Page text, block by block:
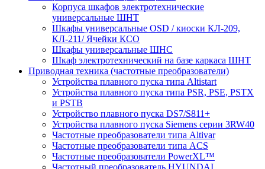
Корпуса шкафов электротехнические
универсальные ШНТ
Шкафы универсальные OSD / киоски КЛ-209,
КЛ-211/ Ячейки КСО
Шкафы универсальные ШНС
Шкаф электротехнический на базе каркаса ШНТ
Приводная техника (частотные преобразователи)
Устройства плавного пуска типа Altistart
Устройства плавного пуска типа PSR, PSE, PSTX
и PSTB
Устройство плавного пуска DS7/S811+
Устройства плавного пуска Siemens серии 3RW40
Частотные преобразователи типа Altivar
Частотные преобразователи типа ACS
Частотные преобразователи PowerXL™
Частотный преобразователь HYUNDAI